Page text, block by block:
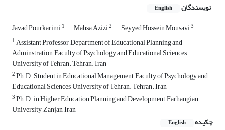
نویسندگان English
Javad Pourkarimi1 Mahsa Azizi2 Seyyed Hossein Mousavi3
1Assistant Professor, Department of Educational Planning and
Adminstration, Faculty of Psychology and Educational Sciences,
University of Tehran. Tehran. Iran
2Ph.D. Student in Educational Management, Faculty of Psychology and
Educational Sciences, University of Tehran. Tehran. Iran
3Ph.D. in Higher Education Planning and Development, Farhangian
University, Zanjan, Iran
چکیده
English